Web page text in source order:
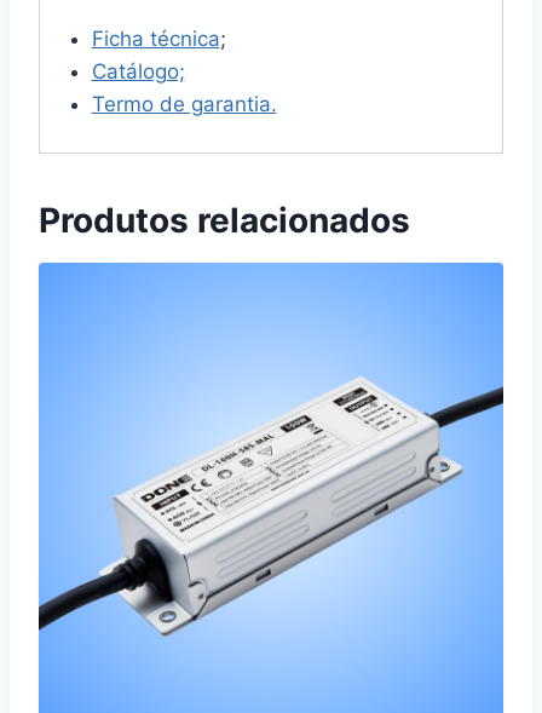
Ficha técnica;
Catálogo;
Termo de garantia.
Produtos relacionados